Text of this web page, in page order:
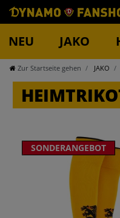
NEU JAKO
Zur Startseite gehen JAKO
SONDERANGEBOT